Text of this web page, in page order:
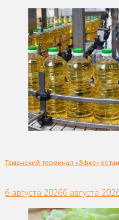
Таманский терминал «Эфко»
6 августа 20266 августа